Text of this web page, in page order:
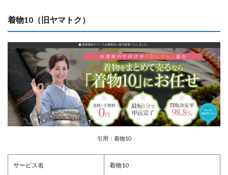
着物10（旧ヤマトク）
引用：着物10
サービス名 着物10